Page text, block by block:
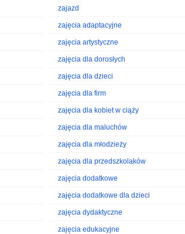
zajazd
zajęcia adaptacyjne
zajęcia artystyczne
zajęcia dla dorosłych
zajęcia dla dzieci
zajęcia dla firm
zajęcia dla kobiet w ciąży
zajęcia dla maluchów
zajęcia dla młodzieży
zajęcia dla przedszkolaków
zajęcia dodatkowe
zajęcia dodatkowe dla dzieci
zajęcia dydaktyczne
zajęcia edukacyjne